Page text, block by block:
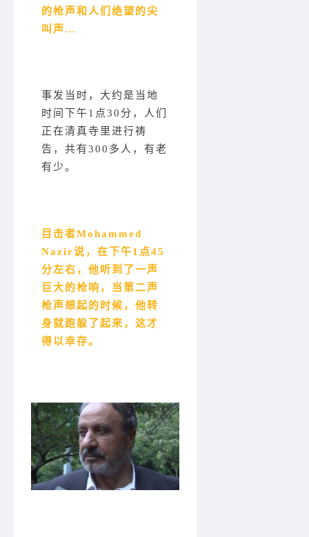
的枪声和人们绝望的尖
叫声…
事发当时，大约是当地
时间下午1点30分，人们
正在清真寺里进行祷
告，共有300多人，有老
有少。
目击者Mohammed
Nazir说，在下午1点45
分左右，他听到了一声
巨大的枪响，当第二声
枪声想起的时候，他转
身就跑躲了起来，这才
得以幸存。